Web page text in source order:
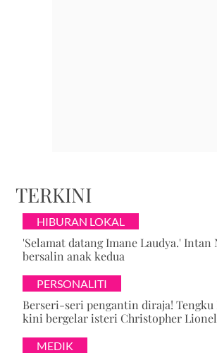
TERKINI
HIBURAN LOKAL
'Selamat datang Imane Laudya.' Intan
bersalin anak kedua
PERSONALITI
Berseri-seri pengantin diraja! Tengku
kini bergelar isteri Christopher
MEDIK